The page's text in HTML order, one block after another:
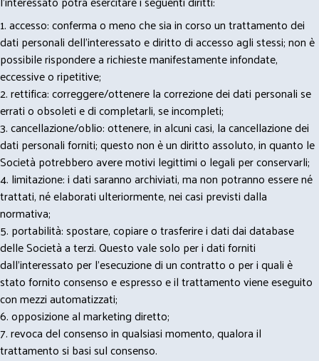
1. accesso: conferma o meno che sia in corso un trattamento dei
dati personali dell’interessato e diritto di accesso agli stessi; non è
possibile rispondere a richieste manifestamente infondate,
eccessive o ripetitive;
2. rettifica: correggere/ottenere la correzione dei dati personali se
errati o obsoleti e di completarli, se incompleti;
3. cancellazione/oblio: ottenere, in alcuni casi, la cancellazione dei
dati personali forniti; questo non è un diritto assoluto, in quanto le
Società potrebbero avere motivi legittimi o legali per conservarli;
4. limitazione: i dati saranno archiviati, ma non potranno essere né
trattati, né elaborati ulteriormente, nei casi previsti dalla
normativa;
5. portabilità: spostare, copiare o trasferire i dati dai database
delle Società a terzi. Questo vale solo per i dati forniti
dall’interessato per l’esecuzione di un contratto o per i quali è
stato fornito consenso e espresso e il trattamento viene eseguito
con mezzi automatizzati;
6. opposizione al marketing diretto;
7. revoca del consenso in qualsiasi momento, qualora il
trattamento si basi sul consenso.